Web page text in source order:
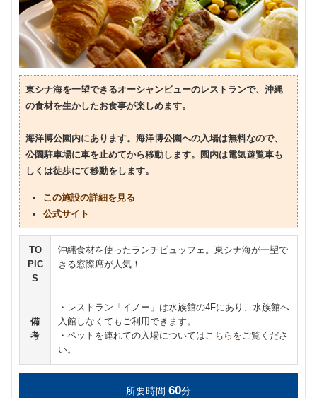
東シナ海を一望できるオーシャンビューのレストランで、沖縄
の食材を生かしたお食事が楽しめます。
海洋博公園内にあります。海洋博公園への入場は無料なので、
公園駐車場に車を止めてから移動します。園内は電気遊覧車も
しくは徒歩にて移動をします。
この施設の詳細を見る
公式サイト
TO
PIC
S
沖縄食材を使ったランチビュッフェ。東シナ海が一望で
きる窓際席が人気！
備
考
・レストラン「イノー」は水族館の4Fにあり、水族館へ
入館しなくてもご利用できます。
・ペットを連れての入場については こちら をご覧くださ
い。
所要時間 60分